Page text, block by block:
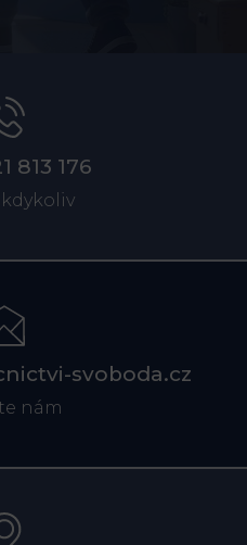
813 176
svoboda.cz
nám